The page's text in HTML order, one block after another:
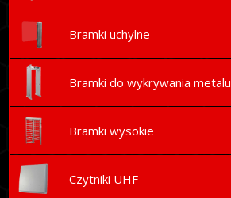
Bramki uchylne
Bramki do wykrywania metalu
Bramki wysokie
Czytniki UHF